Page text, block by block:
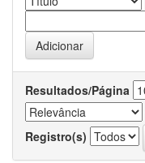
Resultados/Página
Registro(s)